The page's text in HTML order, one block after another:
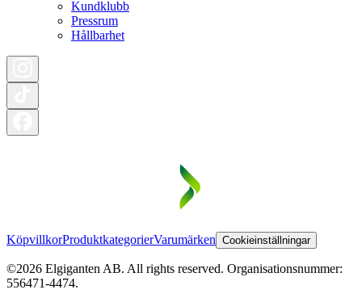
Kundklubb
Pressrum
Hållbarhet
KöpvillkorProduktkategorierVarumärken Cookieinställningar
©2026 Elgiganten AB. All rights reserved. Organisationsnummer:
556471-4474.